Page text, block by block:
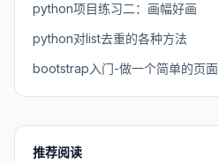
python项目练习二：画幅好画
python对list去重的各种方法
bootstrap入门-做一个简单的页面
推荐阅读